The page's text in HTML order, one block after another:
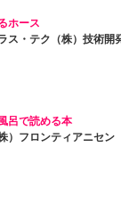
ホース
ス・テク（株）技術開
呂で読める本
株）フロンティアニセン